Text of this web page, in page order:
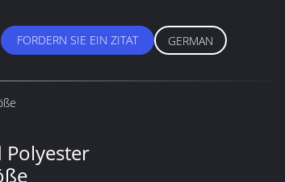
FORDERN SIE EIN ZITAT GERMAN
Polyester